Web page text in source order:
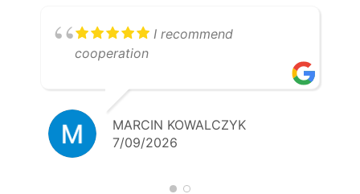
I recommend
cooperation
MARCIN KOWALCZYK
7/09/2026